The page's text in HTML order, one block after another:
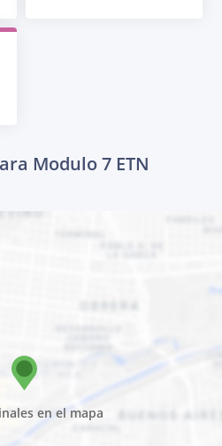
Modulo 7 ETN
en el mapa